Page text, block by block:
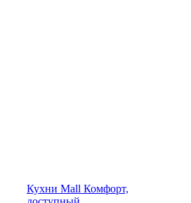
Кухни Mall Комфорт,